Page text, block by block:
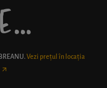
. Vezi prețul în locația